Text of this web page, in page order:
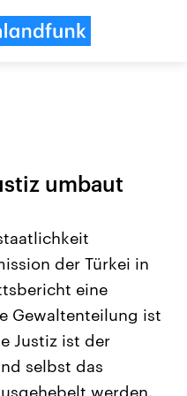
Aktuelle Beiträge,
Hintergründe
Wirtschaftlich und
gehören die Vereinigten
mit großem Einfluss auf
umbaut
der Türkei in
eine
Gewaltenteilung ist
Justiz ist der
selbst das
werden.